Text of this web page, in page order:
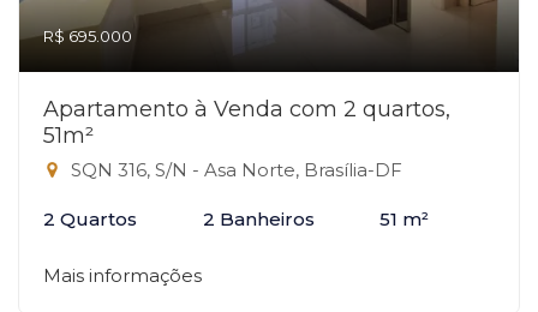
R$ 695.000
Apartamento à Venda com 2 quartos,
51m²
SQN 316, S/N - Asa Norte, Brasília-DF
2 Quartos 2 Banheiros 51 m²
Mais informações